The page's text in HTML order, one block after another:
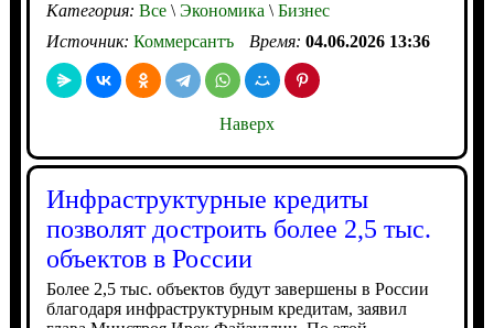
Категория: Все\Экономика \Бизнес
Источник: Коммерсантъ Время: 04.06.2026 13:36
Наверх
Инфраструктурные кредиты
позволят достроить более 2,5 тыс.
объектов в России
Более 2,5 тыс. объектов будут завершены в России
благодаря инфраструктурным кредитам, заявил